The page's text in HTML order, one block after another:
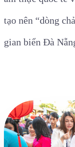
tạo nên “dòng
gian biển Đà